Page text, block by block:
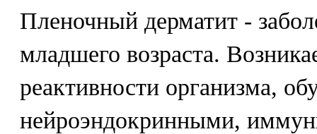
Пленочный дерматит -
младшего возраста.
реактивности организма,
нейроэндокринными,